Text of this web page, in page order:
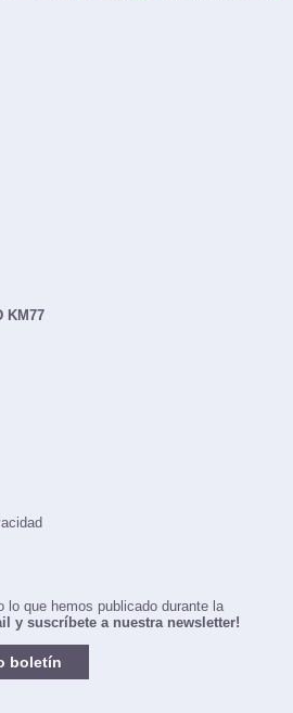
KM77
lo que hemos publicado durante la
y suscríbete a nuestra newsletter!
boletín